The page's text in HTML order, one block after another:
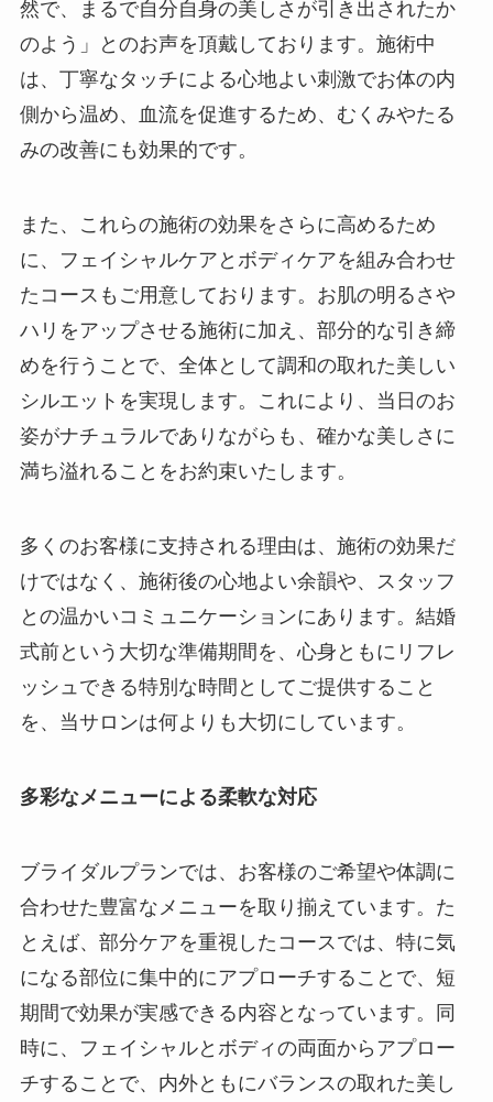
然で、まるで自分自身の美しさが引き出されたか
のよう」とのお声を頂戴しております。施術中
は、丁寧なタッチによる心地よい刺激でお体の内
側から温め、血流を促進するため、むくみやたる
みの改善にも効果的です。
また、これらの施術の効果をさらに高めるため
に、フェイシャルケアとボディケアを組み合わせ
たコースもご用意しております。お肌の明るさや
ハリをアップさせる施術に加え、部分的な引き締
めを行うことで、全体として調和の取れた美しい
シルエットを実現します。これにより、当日のお
姿がナチュラルでありながらも、確かな美しさに
満ち溢れることをお約束いたします。
多くのお客様に支持される理由は、施術の効果だ
けではなく、施術後の心地よい余韻や、スタッフ
との温かいコミュニケーションにあります。結婚
式前という大切な準備期間を、心身ともにリフレ
ッシュできる特別な時間としてご提供すること
を、当サロンは何よりも大切にしています。
多彩なメニューによる柔軟な対応
ブライダルプランでは、お客様のご希望や体調に
合わせた豊富なメニューを取り揃えています。た
とえば、部分ケアを重視したコースでは、特に気
になる部位に集中的にアプローチすることで、短
期間で効果が実感できる内容となっています。同
時に、フェイシャルとボディの両面からアプロー
チすることで、内外ともにバランスの取れた美し